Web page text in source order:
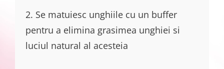
2. Se matuiesc unghiile cu un buffer
pentru a elimina grasimea unghiei si
luciul natural al acesteia